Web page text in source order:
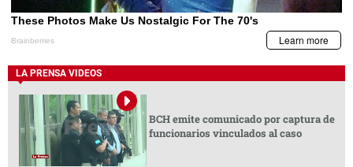
LA PRENSA VIDEOS
BCH emite comunicado por captura de
funcionarios vinculados al caso